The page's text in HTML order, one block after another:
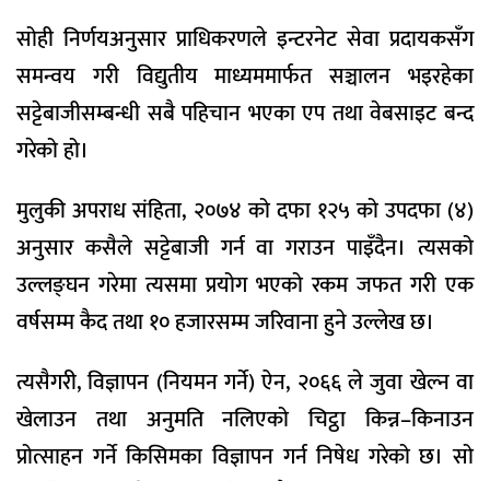
सोही निर्णयअनुसार प्राधिकरणले इन्टरनेट सेवा प्रदायकसँग
समन्वय गरी विद्युतीय माध्यममार्फत सञ्चालन भइरहेका
सट्टेबाजीसम्बन्धी सबै पहिचान भएका एप तथा वेबसाइट बन्द
गरेको हो।
मुलुकी अपराध संहिता, २०७४ को दफा १२५ को उपदफा (४)
अनुसार कसैले सट्टेबाजी गर्न वा गराउन पाइँदैन। त्यसको
उल्लङ्घन गरेमा त्यसमा प्रयोग भएको रकम जफत गरी एक
वर्षसम्म कैद तथा १० हजारसम्म जरिवाना हुने उल्लेख छ।
त्यसैगरी, विज्ञापन (नियमन गर्ने) ऐन, २०६६ ले जुवा खेल्न वा
खेलाउन तथा अनुमति नलिएको चिट्ठा किन्न–किनाउन
प्रोत्साहन गर्ने किसिमका विज्ञापन गर्न निषेध गरेको छ। सो